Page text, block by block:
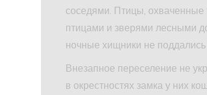
соседями. Птицы, охваченные
птицами и зверями лесными
ночные хищники не
Внезапное переселение не
в окрестностях замка у них